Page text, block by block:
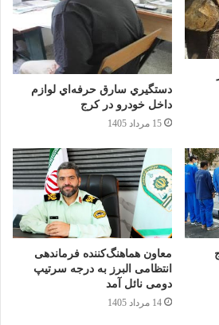
دستگيري سارق حرفه‌اي لوازم
داخل خودرو در کرج
15 مرداد 1405
معاون هماهنگ‌کننده فرماندهی
انتظامی البرز به درجه سرتیپ
دومی نائل آمد
14 مرداد 1405